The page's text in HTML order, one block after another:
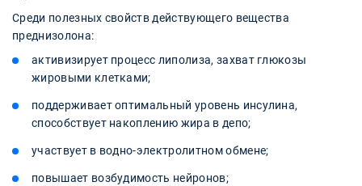
Среди полезных свойств действующего вещества
преднизолона:
активизирует процесс липолиза, захват глюкозы
жировыми клетками;
поддерживает оптимальный уровень инсулина,
способствует накоплению жира в депо;
участвует в водно-электролитном обмене;
повышает возбудимость нейронов;